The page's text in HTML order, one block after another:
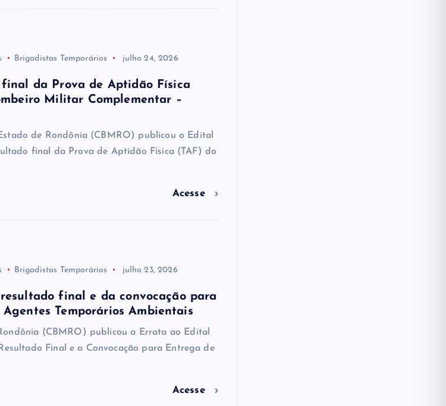
Brigadistas Temporários julho 24, 2026
da Prova de Aptidão Física
Militar Complementar –
de Rondônia (CBMRO) publicou o Edital
final da Prova de Aptidão Física (TAF) do
Acesse
Brigadistas Temporários julho 23, 2026
final e da convocação para
Temporários Ambientais
(CBMRO) publicou a Errata ao Edital
Final e a Convocação para Entrega de
Acesse